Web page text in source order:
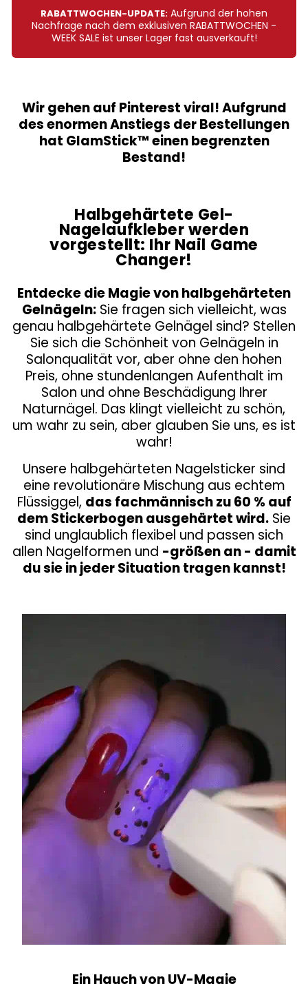
RABATTWOCHEN-UPDATE: Aufgrund der hohen
Nachfrage nach dem exklusiven RABATTWOCHEN -
WEEK SALE ist unser Lager fast ausverkauft!
Wir gehen auf Pinterest viral!Aufgrund
des enormen Anstiegs der Bestellungen
hat GlamStick™ einen begrenzten
Bestand!
Halbgehärtete Gel-
Nagelaufkleber werden
vorgestellt: Ihr Nail Game
Changer!
Entdecke die Magie von halbgehärteten
Gelnägeln:Sie fragen sich vielleicht, was
genau halbgehärtete Gelnägel sind? Stellen
Sie sich die Schönheit von Gelnägeln in
Salonqualität vor, aber ohne den hohen
Preis, ohne stundenlangen Aufenthalt im
Salon und ohne Beschädigung Ihrer
Naturnägel. Das klingt vielleicht zu schön,
um wahr zu sein, aber glauben Sie uns, es ist
wahr!
Unsere halbgehärteten Nagelsticker sind
eine revolutionäre Mischung aus echtem
Flüssiggel, das fachmännisch zu 60 % auf
dem Stickerbogen ausgehärtet wird. Sie
sind unglaublich flexibel und passen sich
allen Nagelformen und -größen an - damit
du sie in jeder Situation tragen kannst!
Ein Hauch von UV-Magie